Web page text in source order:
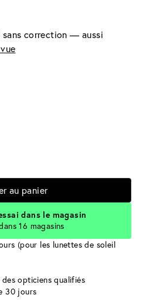
correction — aussi
au panier
dans le magasin
16 magasins
(pour les lunettes de soleil
des opticiens qualifiés
30 jours